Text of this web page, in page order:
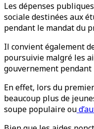
Les dépenses
sociale destinées aux
pendant le mandat du
Il convient également
poursuivie malgré les
gouvernement
En effet, lors du
beaucoup plus de
soupe populaire ou